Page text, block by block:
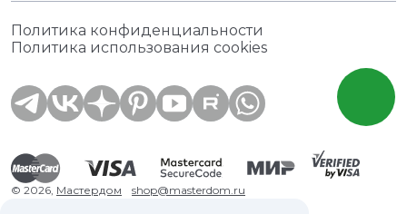
Политика конфиденциальности
Политика использования cookies
© 2026, Мастердом shop@masterdom.ru